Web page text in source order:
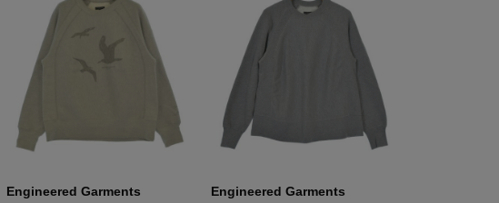
Engineered Garments Engineered Garments